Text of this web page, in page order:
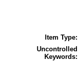
Item Type:
Uncontrolled
Keywords: